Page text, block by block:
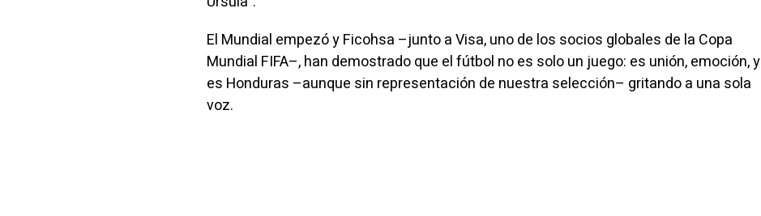
El Mundial empezó y Ficohsa –junto a Visa, uno de los socios globales de la Copa
Mundial FIFA–, han demostrado que el fútbol no es solo un juego: es unión, emoción, y
es Honduras –aunque sin representación de nuestra selección– gritando a una sola
voz.